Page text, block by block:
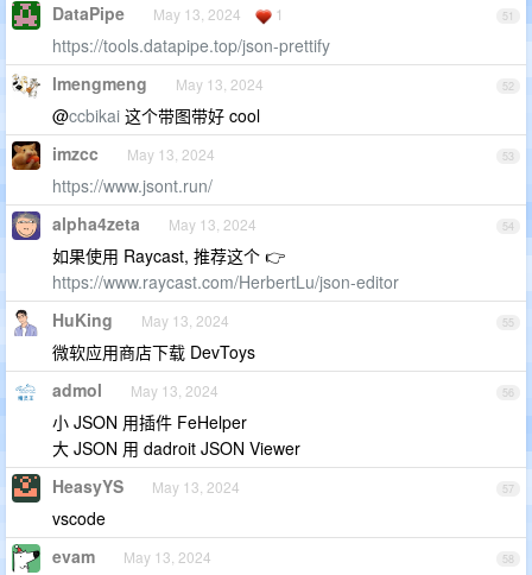
51
DataPipe May 13, 2024 1
https://tools.datapipe.top/json-prettify
52
lmengmeng May 13, 2024
@ccbikai 这个带图带好 cool
53
imzcc May 13, 2024
https://www.jsont.run/
54
alpha4zeta May 13, 2024
如果使用 Raycast, 推荐这个 👉
https://www.raycast.com/HerbertLu/json-editor
55
HuKing May 13, 2024
微软应用商店下载 DevToys
56
admol May 13, 2024
小 JSON 用插件 FeHelper
大 JSON 用 dadroit JSON Viewer
57
HeasyYS May 13, 2024
vscode
58
evam May 13, 2024